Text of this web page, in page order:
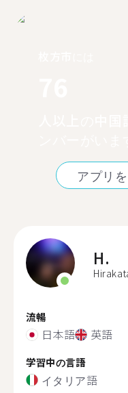
アプリ
H.
流暢
日本語 英語
学習中の言語
イタリア語